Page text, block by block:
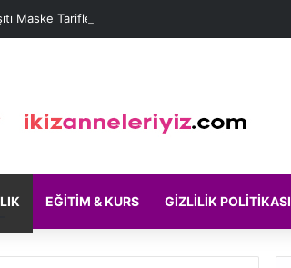
Maske Tarifleri
EĞITIM & KURS GIZLILIK POLITIKASI